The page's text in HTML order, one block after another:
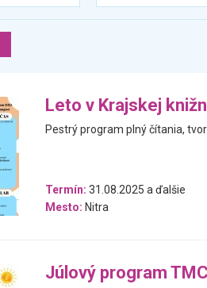
Leto v Krajskej
Pestrý program plný čítania,
Termín: 31.08.2025 a ďalšie
Mesto: Nitra
Júlový program TMC